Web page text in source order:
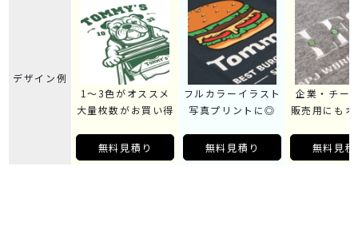
デザイン例
1～3色がオススメ
大量枚数がお買い得
無料見積り
フルカラーイラスト
写真プリントに◎
無料見積り
企業・チー
販売用にも
無料見積